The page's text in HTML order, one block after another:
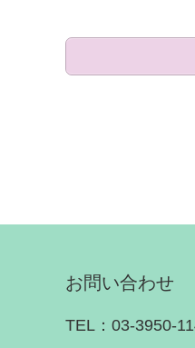
お問い合わせ
TEL：03-3950-